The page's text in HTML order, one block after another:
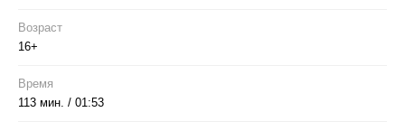
Возраст
16+
Время
113 мин. / 01:53